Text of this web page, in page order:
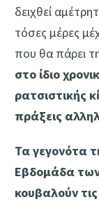
δειχθεί
τόσες μέρες
που θα πάρει
στο ίδιο
ρατσιστικής
πράξεις
Τα γεγονότα
Εβδομάδα
κουβαλούν